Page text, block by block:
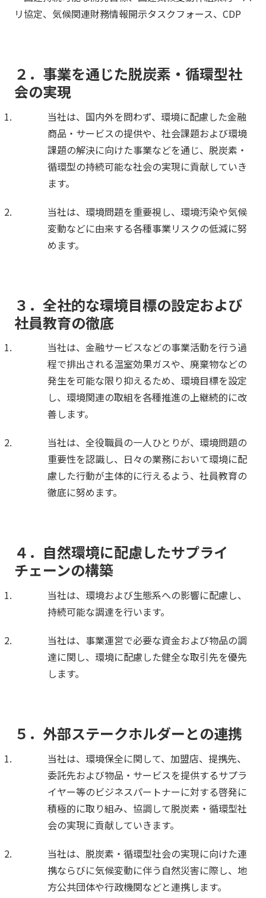
リ協定、気候関連財務情報開示タスクフォース、CDP
２．事業を通じた脱炭素・循環型社
会の実現
当社は、国内外を問わず、環境に配慮した金融
商品・サービスの提供や、社会課題および環境
課題の解決に向けた事業などを通じ、脱炭素・
循環型の持続可能な社会の実現に貢献していき
ます。
当社は、環境問題を重要視し、環境汚染や気候
変動などに由来する各種事業リスクの低減に努
めます。
３．全社的な環境目標の設定および
社員教育の徹底
当社は、金融サービスなどの事業活動を行う過
程で排出される温室効果ガスや、廃棄物などの
発生を可能な限り抑えるため、環境目標を設定
し、環境関連の取組を各種推進の上継続的に改
善します。
当社は、全役職員の一人ひとりが、環境問題の
重要性を認識し、日々の業務において環境に配
慮した行動が主体的に行えるよう、社員教育の
徹底に努めます。
４．自然環境に配慮したサプライ
チェーンの構築
当社は、環境および生態系への影響に配慮し、
持続可能な調達を行います。
当社は、事業運営で必要な資金および物品の調
達に関し、環境に配慮した健全な取引先を優先
します。
５．外部ステークホルダーとの連携
当社は、環境保全に関して、加盟店、提携先、
委託先および物品・サービスを提供するサプラ
イヤー等のビジネスパートナーに対する啓発に
積極的に取り組み、協調して脱炭素・循環型社
会の実現に貢献していきます。
当社は、脱炭素・循環型社会の実現に向けた連
携ならびに気候変動に伴う自然災害に際し、地
方公共団体や行政機関などと連携します。